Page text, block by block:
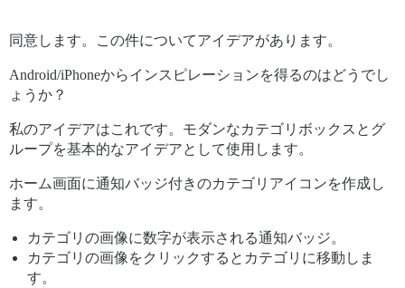
同意します。この件についてアイデアがあります。
Android/iPhoneからインスピレーションを得るのはどうでし
ょうか？
私のアイデアはこれです。モダンなカテゴリボックスとグ
ループを基本的なアイデアとして使用します。
ホーム画面に通知バッジ付きのカテゴリアイコンを作成し
ます。
カテゴリの画像に数字が表示される通知バッジ。
カテゴリの画像をクリックするとカテゴリに移動しま
す。